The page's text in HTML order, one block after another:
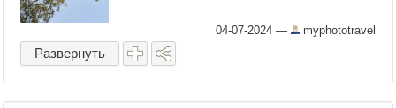
04-07-2024 — myphototravel
Развернуть